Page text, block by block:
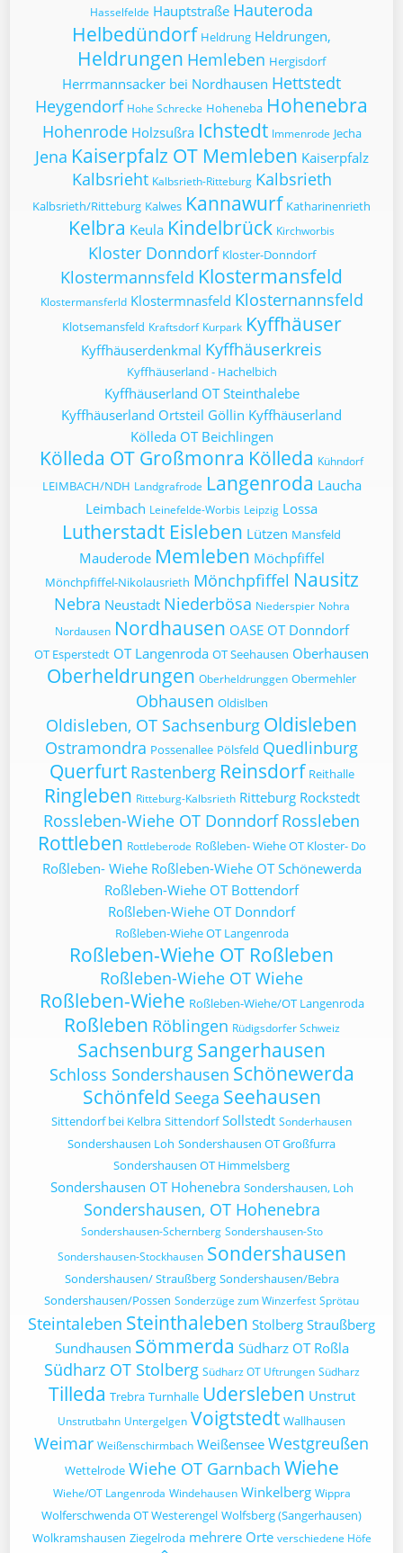
Hasselfelde Hauptstraße Hauteroda
Helbedündorf Heldrung Heldrungen,
Heldrungen Hemleben Hergisdorf
Herrmannsacker bei Nordhausen Hettstedt
Heygendorf Hohe Schrecke Hoheneba Hohenebra
Hohenrode Holzsußra Ichstedt Immenrode Jecha
Jena Kaiserpfalz OT Memleben Kaiserpfalz
Kalbsrieht Kalbsrieth-Ritteburg Kalbsrieth
Kalbsrieth/Ritteburg Kalwes Kannawurf Katharinenrieth
Kelbra Keula Kindelbrück Kirchworbis
Kloster Donndorf Kloster-Donndorf
Klostermannsfeld Klostermansfeld
Klostermansferld Klostermnasfeld Klosternannsfeld
Klotsemansfeld Kraftsdorf Kurpark Kyffhäuser
Kyffhäuserdenkmal Kyffhäuserkreis
Kyffhäuserland - Hachelbich
Kyffhäuserland OT Steinthalebe
Kyffhäuserland Ortsteil Göllin Kyffhäuserland
Kölleda OT Beichlingen
Kölleda OT Großmonra Kölleda Kühndorf
LEIMBACH/NDH Landgrafrode Langenroda Laucha
Leimbach Leinefelde-Worbis Leipzig Lossa
Lutherstadt Eisleben Lützen Mansfeld
Mauderode Memleben Möchpfiffel
Mönchpfiffel-Nikolausrieth Mönchpfiffel Nausitz
Nebra Neustadt Niederbösa Niederspier Nohra
Nordausen Nordhausen OASE OT Donndorf
OT Esperstedt OT Langenroda OT Seehausen Oberhausen
Oberheldrungen Oberheldrunggen Obermehler
Obhausen Oldislben
Oldisleben, OT Sachsenburg Oldisleben
Ostramondra Possenallee Pölsfeld Quedlinburg
Querfurt Rastenberg Reinsdorf Reithalle
Ringleben Ritteburg-Kalbsrieth Ritteburg Rockstedt
Rossleben-Wiehe OT Donndorf Rossleben
Rottleben Rottleberode Roßleben- Wiehe OT Kloster- Do
Roßleben- Wiehe Roßleben-Wiehe OT Schönewerda
Roßleben-Wiehe OT Bottendorf
Roßleben-Wiehe OT Donndorf
Roßleben-Wiehe OT Langenroda
Roßleben-Wiehe OT Roßleben
Roßleben-Wiehe OT Wiehe
Roßleben-Wiehe Roßleben-Wiehe/OT Langenroda
Roßleben Röblingen Rüdigsdorfer Schweiz
Sachsenburg Sangerhausen
Schloss Sondershausen Schönewerda
Schönfeld Seega Seehausen
Sittendorf bei Kelbra Sittendorf Sollstedt Sonderhausen
Sondershausen Loh Sondershausen OT Großfurra
Sondershausen OT Himmelsberg
Sondershausen OT Hohenebra Sondershausen, Loh
Sondershausen, OT Hohenebra
Sondershausen-Schernberg Sondershausen-Sto
Sondershausen-Stockhausen Sondershausen
Sondershausen/ Straußberg Sondershausen/Bebra
Sondershausen/Possen Sonderzüge zum Winzerfest Sprötau
Steintaleben Steinthaleben Stolberg Straußberg
Sundhausen Sömmerda Südharz OT Roßla
Südharz OT Stolberg Südharz OT Uftrungen Südharz
Tilleda Trebra Turnhalle Udersleben Unstrut
Unstrutbahn Untergelgen Voigtstedt Wallhausen
Weimar Weißenschirmbach Weißensee Westgreußen
Wettelrode Wiehe OT Garnbach Wiehe
Wiehe/OT Langenroda Windehausen Winkelberg Wippra
Wolferschwenda OT Westerengel Wolfsberg (Sangerhausen)
Wolkramshausen Ziegelroda mehrere Orte verschiedene Höfe